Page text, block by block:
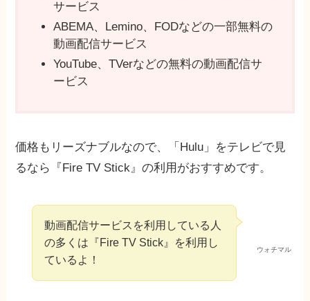
サービス
ABEMA、Lemino、FODなどの一部無料の
動画配信サービス
YouTube、TVerなどの無料の動画配信サ
ービス
価格もリーズナブルなので、「Hulu」をテレビで見
るなら『Fire TV Stick』の利用がおすすめです。
ウォチマル
動画配信サービスを利用している人
の多くは『Fire TV Stick』を利用し
ているよ！